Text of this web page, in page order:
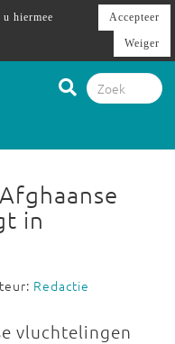
in
Redactie
vluchtelingen
hiermee
Accepteer
Weiger